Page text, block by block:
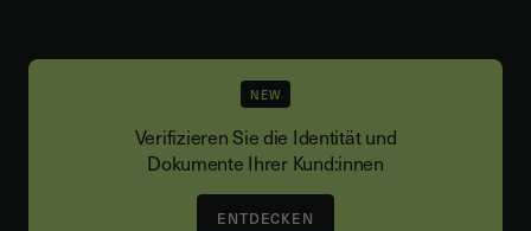
NEW
Verifizieren Sie die Identität und
Dokumente Ihrer Kund:innen
ENTDECKEN